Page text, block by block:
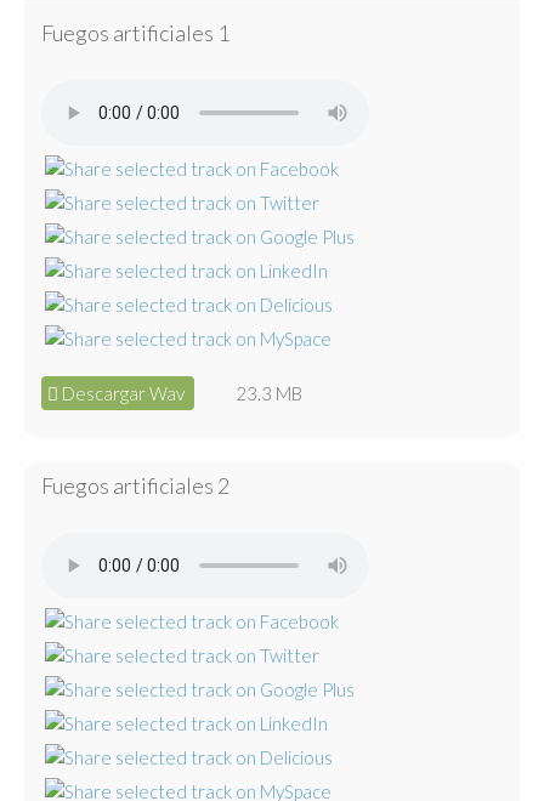
Fuegos artificiales 1
Descargar Wav 23.3 MB
Fuegos artificiales 2